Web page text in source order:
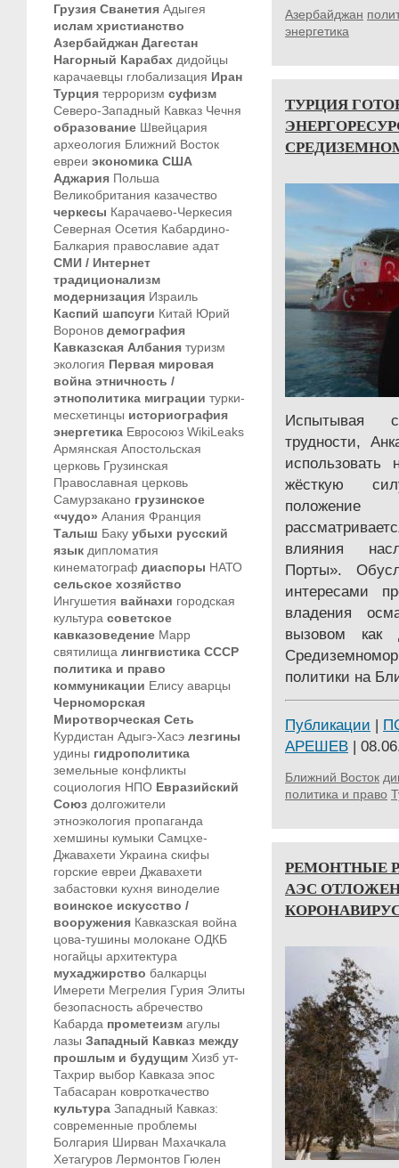
Грузия Сванетия Адыгея
ислам христианство
Азербайджан Дагестан
Нагорный Карабах дидойцы
карачаевцы глобализация Иран
Турция терроризм суфизм
Северо-Западный Кавказ Чечня
образование Швейцария
археология Ближний Восток
евреи экономика США
Аджария Польша
Великобритания казачество
черкесы Карачаево-Черкесия
Северная Осетия Кабардино-
Балкария православие адат
СМИ / Интернет
традиционализм
модернизация Израиль
Каспий шапсуги Китай Юрий
Воронов демография
Кавказская Албания туризм
экология Первая мировая
война этничность /
этнополитика миграции турки-
месхетинцы историография
энергетика Евросоюз WikiLeaks
Армянская Апостольская
церковь Грузинская
Православная церковь
Самурзакано грузинское
«чудо» Алания Франция
Талыш Баку убыхи русский
язык дипломатия
кинематограф диаспоры НАТО
сельское хозяйство
Ингушетия вайнахи городская
культура советское
кавказоведение Марр
святилища лингвистика СССР
политика и право
коммуникации Елису аварцы
Черноморская
Миротворческая Сеть
Курдистан Адыгэ-Хасэ лезгины
удины гидрополитика
земельные конфликты
социология НПО Евразийский
Союз долгожители
этноэкология пропаганда
хемшины кумыки Самцхе-
Джавахети Украина скифы
горские евреи Джавахети
забастовки кухня виноделие
воинское искусство /
вооружения Кавказская война
цова-тушины молокане ОДКБ
ногайцы архитектура
мухаджирство балкарцы
Имерети Мегрелия Гурия Элиты
безопасность абречество
Кабарда прометеизм агулы
лазы Западный Кавказ между
прошлым и будущим Хизб ут-
Тахрир выбор Кавказа эпос
Табасаран ковроткачество
культура Западный Кавказ:
современные проблемы
Болгария Ширван Махачкала
Хетагуров Лермонтов Гюлен
Азербайджан
энергетика
ТУРЦИЯ
Испытывая
трудности,
жёсткую
положение
влияния
Порты».
интересами
владения
вызовом как
политики на
Публикации |
АРЕШЕВ |
Ближний Восток
политика и право
РЕМОНТНЫЕ
АЭС